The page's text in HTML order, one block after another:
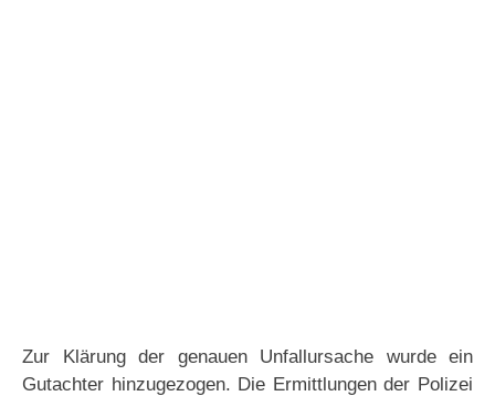
Zur Klärung der genauen Unfallursache wurde ein
Gutachter hinzugezogen. Die Ermittlungen der Polizei